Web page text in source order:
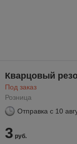
Кварцовый
Под заказ
Розница
Отправка с 10
3 руб.